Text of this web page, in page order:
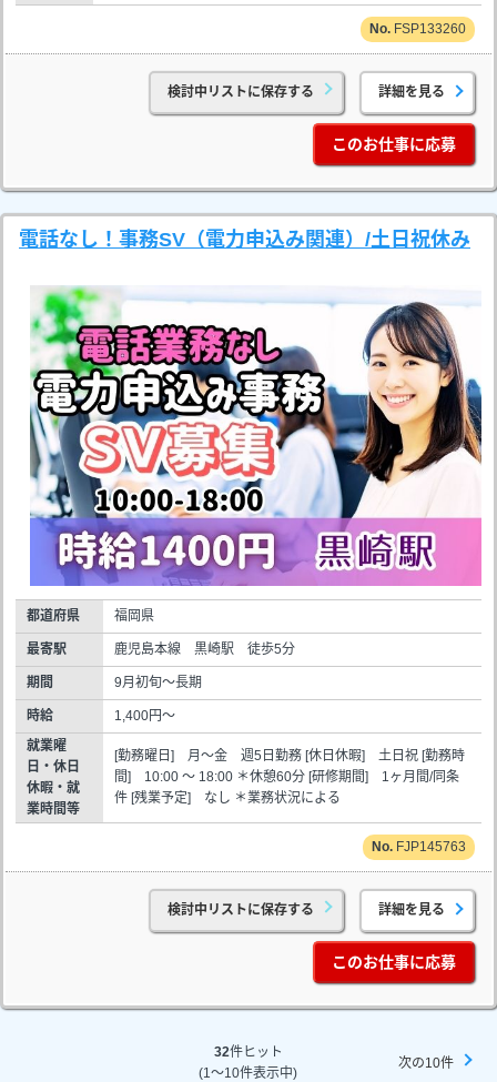
FSP133260
検討中リストに保存する 詳細を見る
このお仕事に応募
電話なし！事務SV（電力申込み関連）/土日祝休み
都道府県 福岡県
最寄駅 鹿児島本線 黒崎駅 徒歩5分
期間 9月初旬～長期
時給
1,400円～
就業曜
日・休日
休暇・就
業時間等
[勤務曜日] 月～金 週5日勤務 [休日休暇] 土日祝 [勤務時
間] 10:00 ～ 18:00 ＊休憩60分 [研修期間] 1ヶ月間/同条
件 [残業予定] なし ＊業務状況による
FJP145763
検討中リストに保存する 詳細を見る
このお仕事に応募
32件ヒット
(1～10件表示中)
次の10件